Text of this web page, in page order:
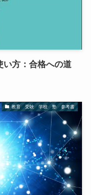
い方：合格への道
教育 受験 学校 塾 参考書